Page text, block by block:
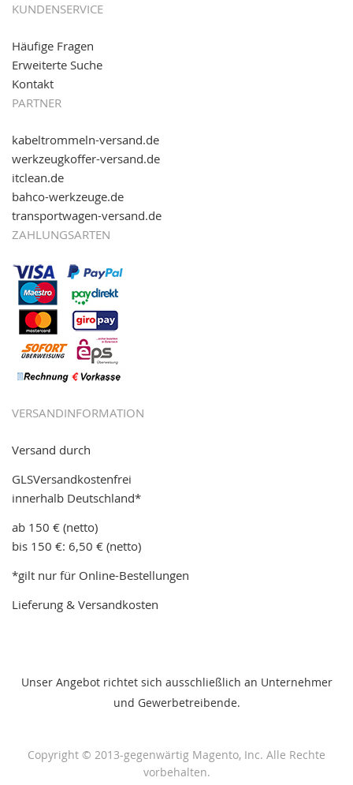
KUNDENSERVICE
Häufige Fragen
Erweiterte Suche
Kontakt
PARTNER
kabeltrommeln-versand.de
werkzeugkoffer-versand.de
itclean.de
bahco-werkzeuge.de
transportwagen-versand.de
ZAHLUNGSARTEN
VERSANDINFORMATION
Versand durch
GLSVersandkostenfrei
innerhalb Deutschland*
ab 150 € (netto)
bis 150 €: 6,50 € (netto)
*gilt nur für Online-Bestellungen
Lieferung & Versandkosten
Unser Angebot richtet sich ausschließlich an Unternehmer
und Gewerbetreibende.
Copyright © 2013-gegenwärtig Magento, Inc. Alle Rechte
vorbehalten.